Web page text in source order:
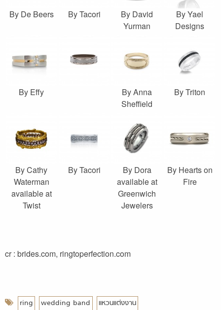
By De Beers By Tacori
By David
Yurman
By Yael
Designs
By Effy
By Anna
Sheffield
By Triton
By Cathy
Waterman
available at
Twist
By Tacori
By Dora
available at
Greenwich
Jewelers
By Hearts on
Fire
cr : brides.com, ringtoperfection.com
ring wedding band แหวนแต่งงาน